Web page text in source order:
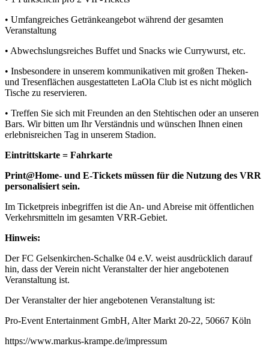
• Umfangreiches Getränkeangebot während der gesamten
Veranstaltung
• Abwechslungsreiches Buffet und Snacks wie Currywurst, etc.
• Insbesondere in unserem kommunikativen mit großen Theken-
und Tresenflächen ausgestatteten LaOla Club ist es nicht möglich
Tische zu reservieren.
• Treffen Sie sich mit Freunden an den Stehtischen oder an unseren
Bars. Wir bitten um Ihr Verständnis und wünschen Ihnen einen
erlebnisreichen Tag in unserem Stadion.
Eintrittskarte = Fahrkarte
Print@Home- und E-Tickets müssen für die Nutzung des VRR
personalisiert sein.
Im Ticketpreis inbegriffen ist die An- und Abreise mit öffentlichen
Verkehrsmitteln im gesamten VRR-Gebiet.
Hinweis:
Der FC Gelsenkirchen-Schalke 04 e.V. weist ausdrücklich darauf
hin, dass der Verein nicht Veranstalter der hier angebotenen
Veranstaltung ist.
Der Veranstalter der hier angebotenen Veranstaltung ist:
Pro-Event Entertainment GmbH, Alter Markt 20-22, 50667 Köln
https://www.markus-krampe.de/impressum